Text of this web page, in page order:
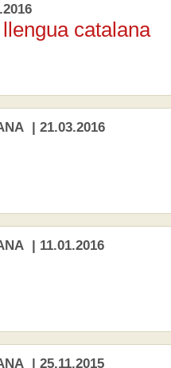
catalana
| 21.03.2016
| 11.01.2016
| 25.11.2015